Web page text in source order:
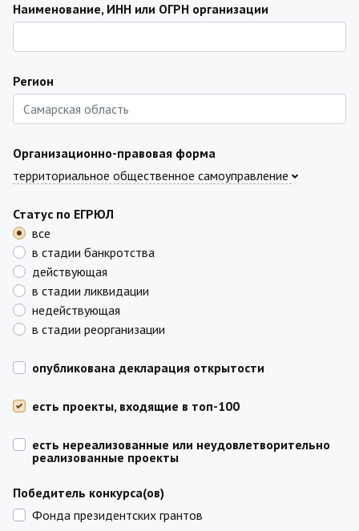
Наименование, ИНН или ОГРН организации
Регион
Организационно-правовая форма
территориальное общественное самоуправление
Статус по ЕГРЮЛ
все
в стадии банкротства
действующая
в стадии ликвидации
недействующая
в стадии реорганизации
опубликована декларация открытости
есть проекты, входящие в топ-100
есть нереализованные или неудовлетворительно
реализованные проекты
Победитель конкурса(ов)
Фонда президентских грантов